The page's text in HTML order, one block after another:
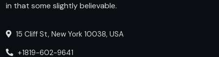
in that some slightly believable.
15 Cliff St, New York 10038, USA
+1819-602-9641